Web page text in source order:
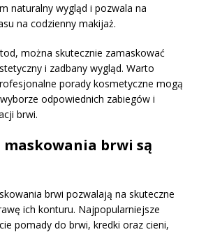
naturalny wygląd i pozwala na
na codzienny makijaż.
można skutecznie zamaskować
i zadbany wygląd. Warto
porady kosmetyczne mogą
odpowiednich zabiegów i
brwi.
brwi są
brwi pozwalają na skuteczne
ich konturu. Najpopularniejsze
pomady do brwi, kredki oraz cieni,